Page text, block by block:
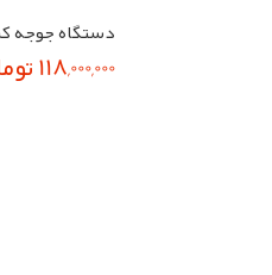
118,000,000 تومان